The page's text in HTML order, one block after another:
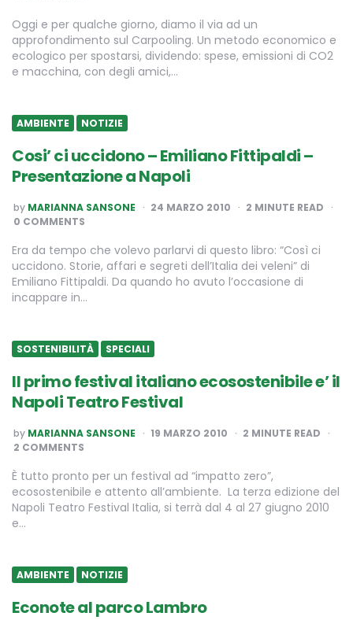
Oggi e per qualche giorno, diamo il via ad un
approfondimento sul Carpooling. Un metodo economico e
ecologico per spostarsi, dividendo: spese, emissioni di CO2
e macchina, con degli amici,…
AMBIENTE NOTIZIE
Cosi’ ci uccidono – Emiliano Fittipaldi –
Presentazione a Napoli
POSTED
BY
by MARIANNA SANSONE 24 MARZO 2010 2 MINUTE READ
0 COMMENTS
Era da tempo che volevo parlarvi di questo libro: “Così ci
uccidono. Storie, affari e segreti dell’Italia dei veleni” di
Emiliano Fittipaldi. Da quando ho avuto l’occasione di
incappare in…
SOSTENIBILITÀ SPECIALI
Il primo festival italiano ecosostenibile e’ il
Napoli Teatro Festival
POSTED
BY
by MARIANNA SANSONE 19 MARZO 2010 2 MINUTE READ
2 COMMENTS
È tutto pronto per un festival ad “impatto zero”,
ecosostenibile e attento all’ambiente. La terza edizione del
Napoli Teatro Festival Italia, si terrà dal 4 al 27 giugno 2010
e…
AMBIENTE NOTIZIE
Econote al parco Lambro